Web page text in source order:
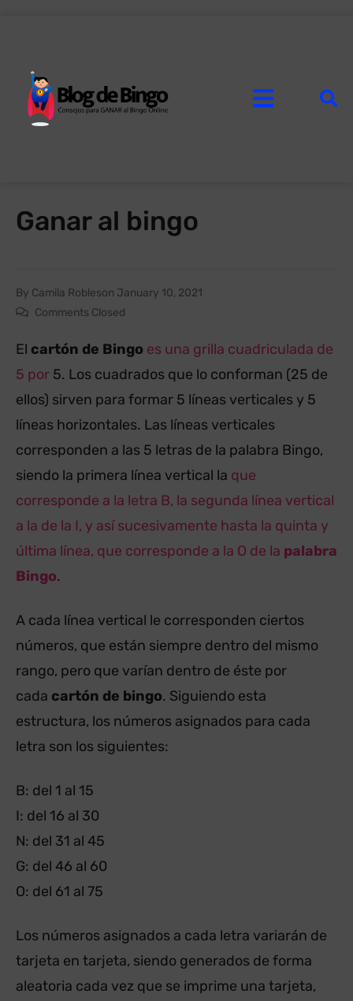
Ganar al bingo
By Camila Robleson January 10, 2021
Comments Closed
El cartón de Bingo es una grilla cuadriculada de
5 por 5. Los cuadrados que lo conforman (25 de
ellos) sirven para formar 5 líneas verticales y 5
líneas horizontales. Las líneas verticales
corresponden a las 5 letras de la palabra Bingo,
siendo la primera línea vertical la que
corresponde a la letra B, la segunda línea vertical
a la de la I, y así sucesivamente hasta la quinta y
última línea, que corresponde a la O de la palabra
Bingo.
A cada línea vertical le corresponden ciertos
números, que están siempre dentro del mismo
rango, pero que varían dentro de éste por
cada cartón de bingo. Siguiendo esta
estructura, los números asignados para cada
letra son los siguientes:
B: del 1 al 15
I: del 16 al 30
N: del 31 al 45
G: del 46 al 60
O: del 61 al 75
Los números asignados a cada letra variarán de
tarjeta en tarjeta, siendo generados de forma
aleatoria cada vez que se imprime una tarjeta,